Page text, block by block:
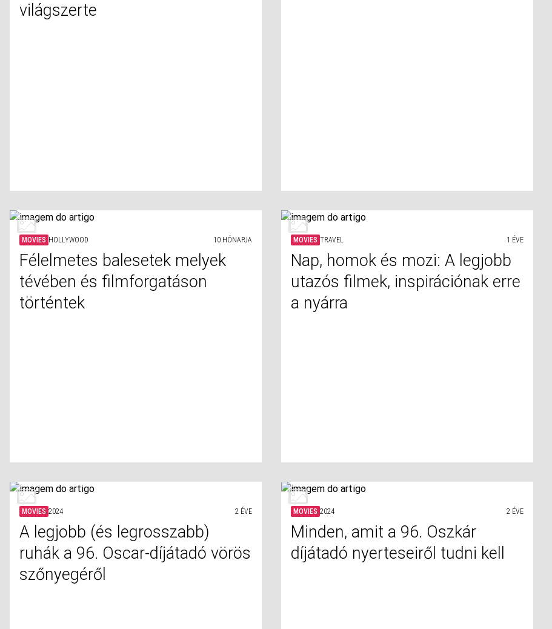
világszerte
MOVIES HOLLYWOOD 10 HÓNAPJA
Félelmetes balesetek melyek
tévében és filmforgatáson
történtek
MOVIES TRAVEL 1 ÉVE
Nap, homok és mozi: A legjobb
utazós filmek, inspirációnak erre
a nyárra
MOVIES 2024 2 ÉVE
A legjobb (és legrosszabb)
ruhák a 96. Oscar-díjátadó vörös
szőnyegéről
MOVIES 2024 2 ÉVE
Minden, amit a 96. Oszkár
díjátadó nyerteseiről tudni kell